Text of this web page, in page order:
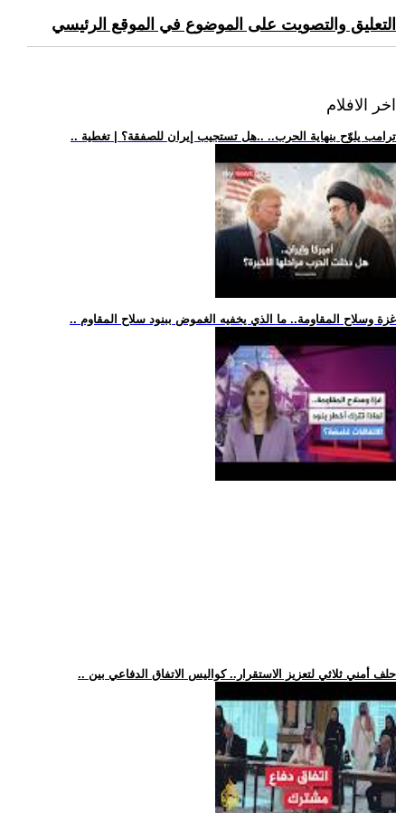
التعليق والتصويت على الموضوع في الموقع الرئيسي
اخر الافلام
.. ترامب يلوّح بنهاية الحرب.. ..هل تستجيب إيران للصفقة؟ | تغطية
.. غزة وسلاح المقاومة.. ما الذي يخفيه الغموض ببنود سلاح المقاوم
.. حلف أمني ثلاثي لتعزيز الاستقرار.. كواليس الاتفاق الدفاعي بين